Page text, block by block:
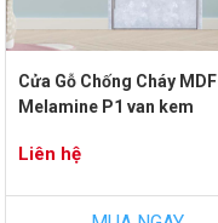
Cửa Gỗ Chống Cháy MDF
Melamine P1 van kem
Liên hệ